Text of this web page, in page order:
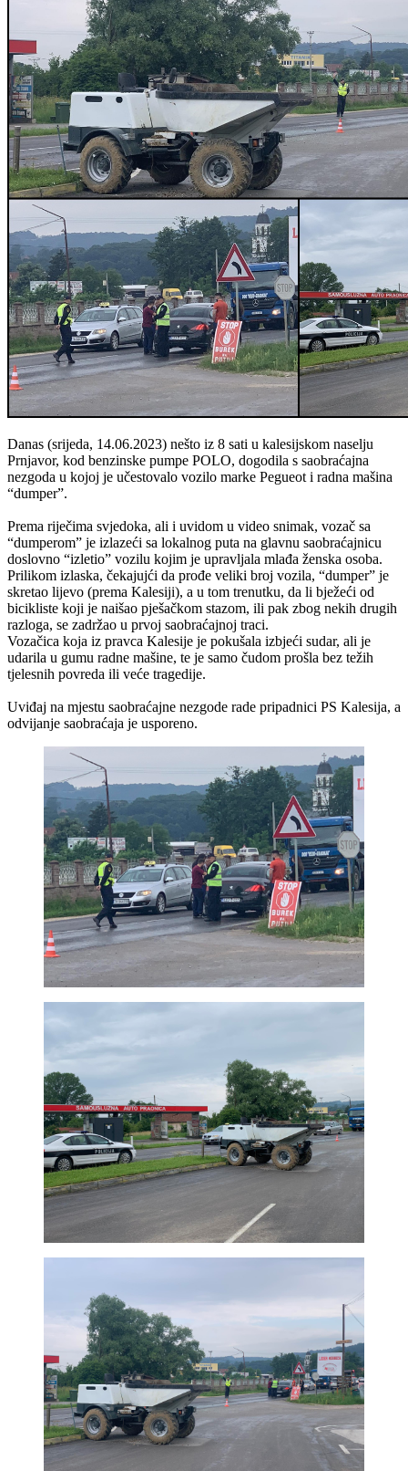
Danas (srijeda, 14.06.2023) nešto iz 8 sati u kalesijskom naselju
Prnjavor, kod benzinske pumpe POLO, dogodila s saobraćajna
nezgoda u kojoj je učestovalo vozilo marke Pegueot i radna mašina
“dumper”.
Prema riječima svjedoka, ali i uvidom u video snimak, vozač sa
“dumperom” je izlazeći sa lokalnog puta na glavnu saobraćajnicu
doslovno “izletio” vozilu kojim je upravljala mlađa ženska osoba.
Prilikom izlaska, čekajujći da prođe veliki broj vozila, “dumper” je
skretao lijevo (prema Kalesiji), a u tom trenutku, da li bježeći od
bicikliste koji je naišao pješačkom stazom, ili pak zbog nekih drugih
razloga, se zadržao u prvoj saobraćajnoj traci.
Vozačica koja iz pravca Kalesije je pokušala izbjeći sudar, ali je
udarila u gumu radne mašine, te je samo čudom prošla bez težih
tjelesnih povreda ili veće tragedije.
Uviđaj na mjestu saobraćajne nezgode rade pripadnici PS Kalesija, a
odvijanje saobraćaja je usporeno.